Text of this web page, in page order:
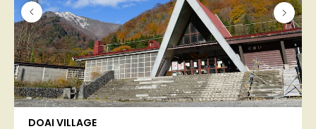
DOAI VILLAGE